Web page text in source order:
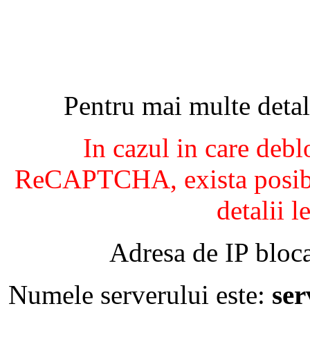
Pentru mai multe
In cazul in care
ReCAPTCHA, exista
detalii
Adresa de IP
Numele serverului este: